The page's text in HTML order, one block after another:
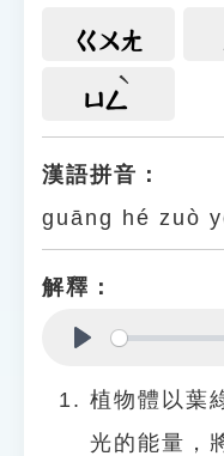
遊戲專區
教學應用
貓頭鷹博士
ㄍㄨㄤ
ㄩㄥ
漢語拼音：
guāng hé zuò
解釋：
植物體以葉
光的能量，